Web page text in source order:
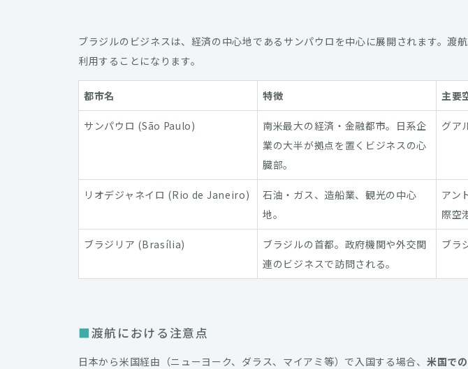
ブラジルのビジネスは、経済の中心地であるサンパウロを中心に展開されます。渡
利用することになります。
都市名 特徴 主要
サンパウロ (São Paulo)
南米最大の経済・金融都市。日系企
業の大半が拠点を置くビジネスの心
臓部。
グア
リオデジャネイロ (Rio de Janeiro)
石油・ガス、造船業、観光の中心
地。
アン
際空
ブラジリア (Brasília)
ブラジルの首都。政府機関や外交関
連のビジネスで訪問される。
ブラ
渡航における注意点
日本から米国経由（ニューヨーク、ダラス、マイアミ等）で入国する場合、 米国で